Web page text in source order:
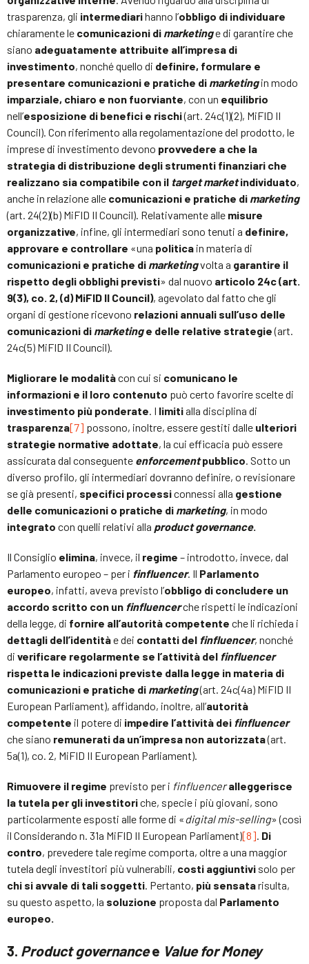
trasparenza, gli intermediarihanno l’obbligo di individuare
chiaramente le comunicazioni di marketinge di garantire che
siano adeguatamente attribuite all’impresa di
investimento, nonché quello di definire, formulare e
presentare comunicazioni e pratiche di marketingin modo
imparziale, chiaro e non fuorviante, con un equilibrio
nell’esposizione di benefici e rischi(art. 24c(1)(2), MiFID II
Council). Con riferimento alla regolamentazione del prodotto, le
imprese di investimento devono provvedere a che la
strategia di distribuzione degli strumenti finanziari che
realizzano sia compatibile con il target marketindividuato,
anche in relazione alle comunicazioni e pratiche di marketing
(art. 24(2)(b) MiFID II Council). Relativamente alle misure
organizzative, infine, gli intermediari sono tenuti a definire,
approvare e controllare «una politica in materia di
comunicazioni e pratiche di marketingvolta a garantire il
rispetto degli obblighi previsti» dal nuovo articolo 24c (art.
9(3), co. 2, (d) MiFID II Council), agevolato dal fatto che gli
organi di gestione ricevono relazioni annuali sull’uso delle
comunicazioni di marketinge delle relative strategie(art.
24c(5) MiFID II Council).
Migliorare le modalitàcon cui si comunicano le
informazioni e il loro contenuto può certo favorire scelte di
investimento più ponderate. I limitialla disciplina di
trasparenza[7] possono, inoltre, essere gestiti dalle ulteriori
strategie normative adottate, la cui efficacia può essere
assicurata dal conseguente enforcementpubblico. Sotto un
diverso profilo, gli intermediari dovranno definire, o revisionare
se già presenti, specifici processiconnessi alla gestione
delle comunicazioni o pratiche di marketing, in modo
integrato con quelli relativi alla product governance.
Il Consiglio elimina, invece, il regime – introdotto, invece, dal
Parlamento europeo – per i finfluencer. Il Parlamento
europeo, infatti, aveva previsto l’obbligo di concludere un
accordo scritto con un finfluencerche rispetti le indicazioni
della legge, di fornire all’autorità competente che li richieda i
dettagli dell’identitàe dei contatti del finfluencer, nonché
di verificare regolarmente se l’attività del finfluencer
rispetta le indicazioni previste dalla legge in materia di
comunicazioni e pratiche di marketing(art. 24c(4a) MiFID II
European Parliament), affidando, inoltre, all’autorità
competente il potere di impedire l’attività dei finfluencer
che siano remunerati da un’impresa non autorizzata(art.
5a(1), co. 2, MiFID II European Parliament).
Rimuovere il regime previsto per i finfluencer alleggerisce
la tutela per gli investitoriche, specie i più giovani, sono
particolarmente esposti alle forme di «digital mis-selling» (così
il Considerando n. 31a MiFID II European Parliament)[8]. Di
contro, prevedere tale regime comporta, oltre a una maggior
tutela degli investitori più vulnerabili, costi aggiuntivi solo per
chi si avvale di tali soggetti. Pertanto, più sensatarisulta,
su questo aspetto, la soluzione proposta dal Parlamento
europeo.
3. Product governancee Value for Money